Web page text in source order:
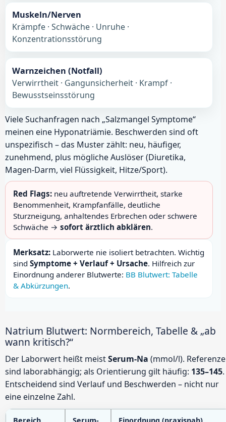
Muskeln/Nerven
Krämpfe · Schwäche · Unruhe ·
Konzentrationsstörung
Warnzeichen (Notfall)
Verwirrtheit · Gangunsicherheit · Krampf ·
Bewusstseinsstörung
Viele Suchanfragen nach „Salzmangel Symptome“
meinen eine Hyponatriämie. Beschwerden sind oft
unspezifisch – das Muster zählt: neu, häufiger,
zunehmend, plus mögliche Auslöser (Diuretika,
Magen-Darm, viel Flüssigkeit, Hitze/Sport).
Red Flags:neu auftretende Verwirrtheit, starke
Benommenheit, Krampfanfälle, deutliche
Sturzneigung, anhaltendes Erbrechen oder schwere
Schwäche → sofort ärztlich abklären.
Merksatz: Laborwerte nie isoliert betrachten. Wichtig
sindSymptome + Verlauf + Ursache. Hilfreich zur
Einordnung anderer Blutwerte: BB Blutwert: Tabelle
& Abkürzungen.
Natrium Blutwert: Normbereich, Tabelle & „ab
wann kritisch?“
Der Laborwert heißt meistSerum-Na (mmol/l).
sind laborabhängig; als Orientierung gilt häufig: 135–145.
Entscheidend sind Verlauf und Beschwerden – nicht nur
eine einzelne Zahl.